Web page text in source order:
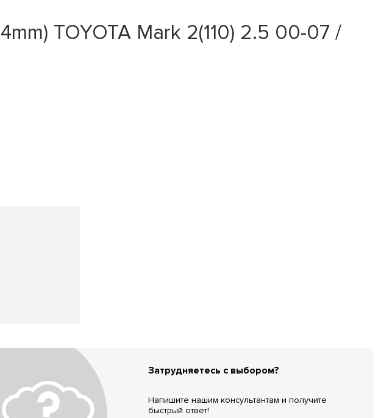
TOYOTA Mark 2(110) 2.5 00-07 /
Затрудняетесь с выбором?
Напишите нашим консультантам и получите
быстрый ответ!